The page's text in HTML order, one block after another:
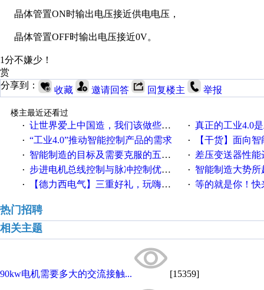
晶体管置ON时输出电压接近供电电压，
晶体管置OFF时输出电压接近0V。
1分不嫌少！
赏
分享到：
收藏 邀请回答 回复楼主 举报
楼主最近还看过
· 让世界爱上中国造，我们该做些什么 · 真正的工业4.0
· “工业4.0”推动智能控制产品的需求 · 【干货】面向
· 智能制造的目标及需要克服的五个障碍 · 差压变送器性能达
· 步进电机总线控制与脉冲控制优缺点 · 智能制造大势所趋
· 【德力西电气】三重好礼，玩嗨夏日！ · 等的就是你！快来
热门招聘
相关主题
90kw电机需要多大的交流接触... [15359]